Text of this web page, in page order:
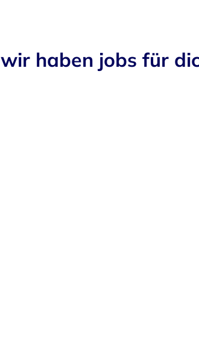
wir haben jobs für